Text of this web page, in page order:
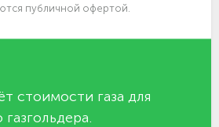
публичной офертой.
стоимости газа для